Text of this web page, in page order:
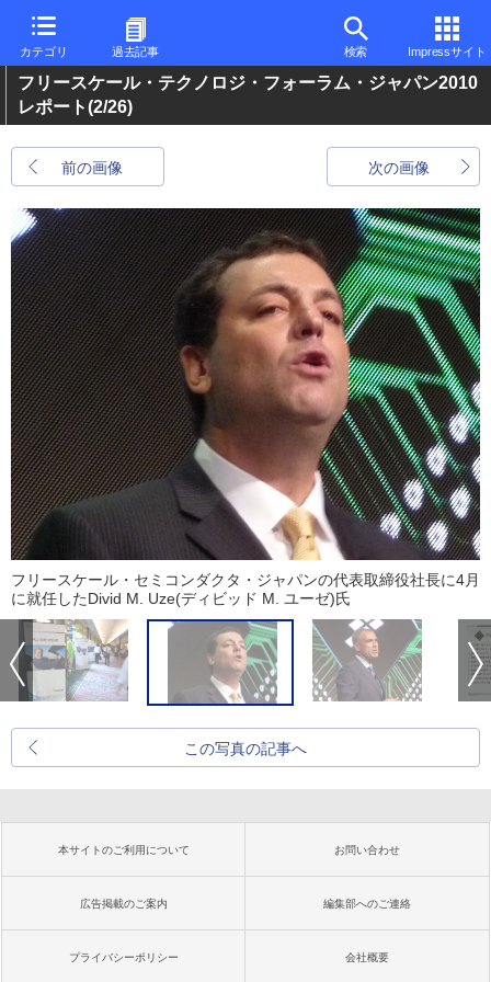
カテゴリ 過去記事 検索 Impressサイト
フリースケール・テクノロジ・フォーラム・ジャパン2010
レポート(2/26)
前の画像 次の画像
フリースケール・セミコンダクタ・ジャパンの代表取締役社長に4月
に就任したDivid M. Uze(ディビッド M. ユーゼ)氏
この写真の記事へ
本サイトのご利用について お問い合わせ
広告掲載のご案内 編集部へのご連絡
プライバシーポリシー 会社概要